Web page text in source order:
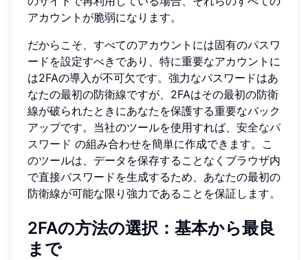
アカウントが脆弱になります。
だからこそ、すべてのアカウントには固有のパスワ
ードを設定すべきであり、特に重要なアカウントに
は2FAの導入が不可欠です。強力なパスワードはあ
なたの最初の防衛線ですが、2FAはその最初の防衛
線が破られたときにあなたを保護する重要なバック
アップです。当社のツールを使用すれば、 安全なパ
スワード の組み合わせを簡単に作成できます。こ
のツールは、データを保存することなくブラウザ内
で直接パスワードを生成するため、あなたの最初の
防衛線が可能な限り強力であることを保証します。
2FAの方法の選択：基本から最良
まで